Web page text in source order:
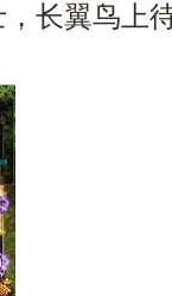
长翼鸟上